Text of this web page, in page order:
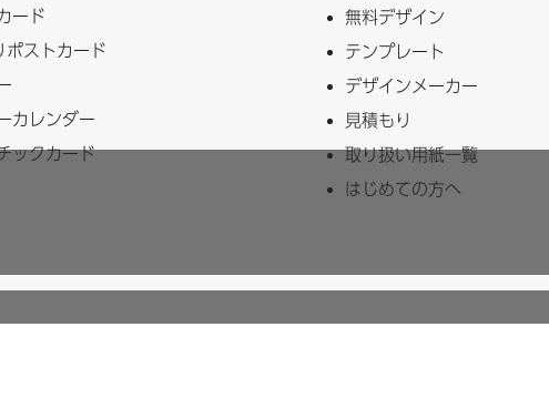
ード
ポストカード
カレンダー
ックカード
無料デザイン
テンプレート
デザインメーカー
見積もり
取り扱い用紙一覧
はじめての方へ